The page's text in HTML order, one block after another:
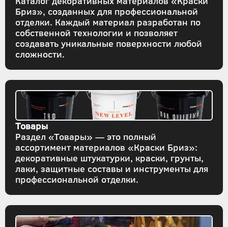
Бриз», созданных для профессиональной
отделки. Каждый материал разработан по
собственной технологии и позволяет
создавать уникальные поверхности любой
сложности.
Товары
Раздел «Товары» — это полный
ассортимент материалов «Краски Бриз»:
декоративные штукатурки, краски, грунты,
лаки, защитные составы и инструменты для
профессиональной отделки.